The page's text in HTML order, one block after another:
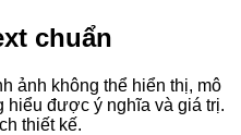
chuẩn
ảnh không thể hiển thị, mô
hiểu được ý nghĩa và giá trị.
thiết kế.